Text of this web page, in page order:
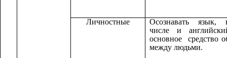
Личностные
Осознавать
числе и
основное средство
между людьми.